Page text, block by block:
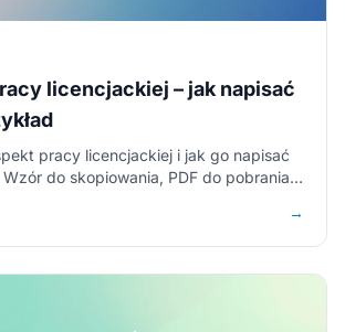
licencjackiej – jak napisać
pracy licencjackiej i jak go napisać
do skopiowania, PDF do pobrania i
→